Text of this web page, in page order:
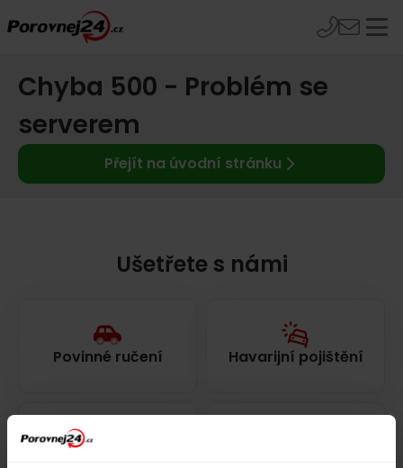
Chyba 500 - Problém se
serverem
Přejít na úvodní stránku
Ušetřete s námi
Povinné ručení Havarijní pojištění